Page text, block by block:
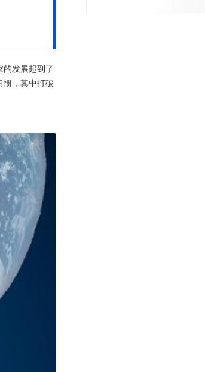
发展起到了
惯，其中打破